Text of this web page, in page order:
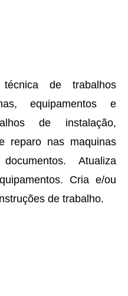
técnica de trabalhos
equipamentos e
de instalação,
reparo nas maquinas
Atualiza
Cria e/ou
de trabalho.